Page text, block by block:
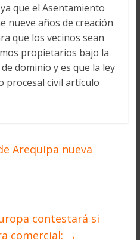
que el Asentamiento
nueve años de creación
que los vecinos sean
propietarios bajo la
dominio y es que la ley
procesal civil artículo
Arequipa nueva
contestará si
comercial: →